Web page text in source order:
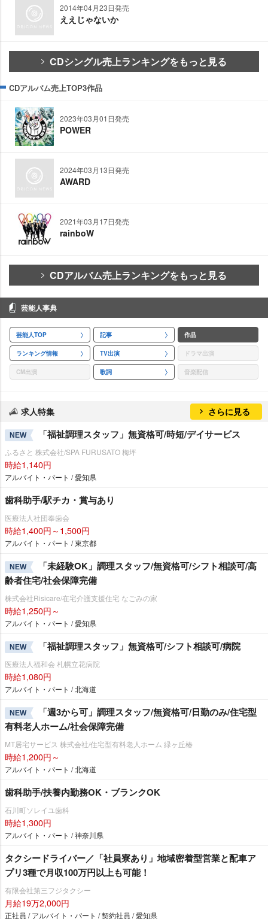
2014年04月23日発売
ええじゃないか
CDシングル売上ランキングをもっと見る
CDアルバム売上TOP3作品
2023年03月01日発売
POWER
2024年03月13日発売
AWARD
2021年03月17日発売
rainboW
CDアルバム売上ランキングをもっと見る
芸能人事典
芸能人TOP 記事 作品
ランキング情報 TV出演 ドラマ出演
CM出演 歌詞 音楽配信
求人特集 さらに見る
NEW 「福祉調理スタッフ」無資格可/時短/デイサービス
ふるさと 株式会社/SPA FURUSATO 梅坪
時給1,140円
アルバイト・パート / 愛知県
歯科助手/駅チカ・賞与あり
医療法人社団奉歯会
時給1,400円～1,500円
アルバイト・パート / 東京都
NEW
「未経験OK」調理スタッフ/無資格可/シフト相談可/高
齢者住宅/社会保障完備
株式会社Risicare/在宅介護支援住宅 なごみの家
時給1,250円～
アルバイト・パート / 愛知県
NEW 「福祉調理スタッフ」無資格可/シフト相談可/病院
医療法人福和会 札幌立花病院
時給1,080円
アルバイト・パート / 北海道
NEW
「週3から可」調理スタッフ/無資格可/日勤のみ/住宅型
有料老人ホーム/社会保障完備
MT居宅サービス 株式会社/住宅型有料老人ホーム 緑ヶ丘椿
時給1,200円～
アルバイト・パート / 北海道
歯科助手/扶養内勤務OK・ブランクOK
石川町ソレイユ歯科
時給1,300円
アルバイト・パート / 神奈川県
タクシードライバー／「社員寮あり」地域密着型営業と配車ア
プリ3種で月収100万円以上も可能！
有限会社第三フジタクシー
月給19万2,000円
正社員 / アルバイト・パート / 契約社員 / 愛知県